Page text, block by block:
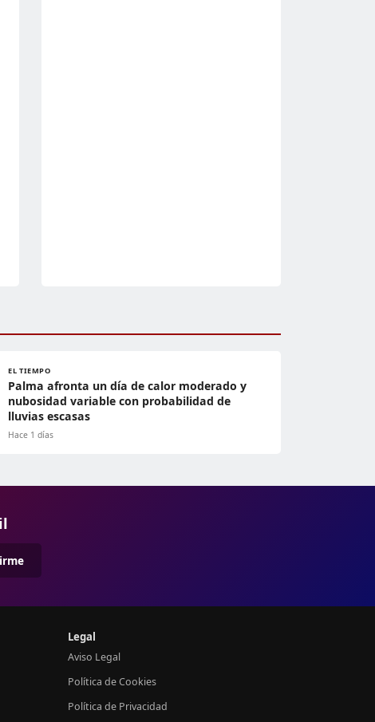
EL TIEMPO
Palma afronta un día de calor moderado y
nubosidad variable con probabilidad de
lluvias escasas
Hace 1 días
Legal
Aviso Legal
Política de Cookies
Política de Privacidad